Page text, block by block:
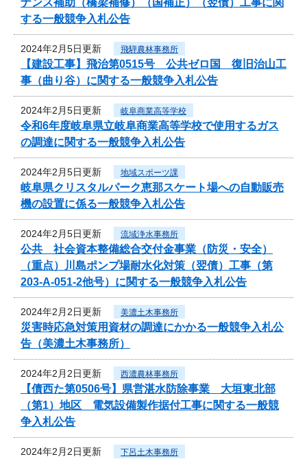
する一般競争入札公告
2024年2月5日更新 飛騨農林事務所
【建設工事】飛治第0515号 公共ゼロ国 復旧治山工
事（曲り谷）に関する一般競争入札公告
2024年2月5日更新 岐阜商業高等学校
令和6年度岐阜県立岐阜商業高等学校で使用するガス
の調達に関する一般競争入札公告
2024年2月5日更新 地域スポーツ課
岐阜県クリスタルパーク恵那スケート場への自動販売
機の設置に係る一般競争入札公告
2024年2月5日更新 流域浄水事務所
公共 社会資本整備総合交付金事業（防災・安全）
（重点）川島ポンプ場耐水化対策（翌債）工事（第
203-A-051-2他号）に関する一般競争入札公告
2024年2月2日更新 美濃土木事務所
災害時応急対策用資材の調達にかかる一般競争入札公
告（美濃土木事務所）
2024年2月2日更新 西濃農林事務所
【債西た第0506号】県営湛水防除事業 大垣東北部
（第1）地区 電気設備製作据付工事に関する一般競
争入札公告
2024年2月2日更新 下呂土木事務所